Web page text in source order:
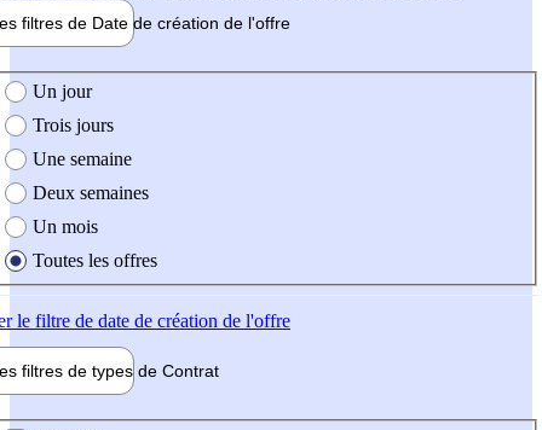
filtres de Date de création de l'offre
création de l'offre
Un jour
Trois jours
Une semaine
Deux semaines
Un mois
Toutes les offres
le filtre de date de création de l'offre
filtres de types de Contrat